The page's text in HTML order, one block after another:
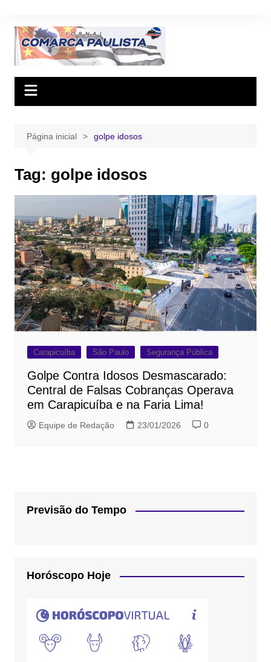
conteúdo
Página inicial golpe idosos
Tag: golpe idosos
Carapicuíba São Paulo Segurança Pública
Golpe Contra Idosos Desmascarado:
Central de Falsas Cobranças Operava
em Carapicuíba e na Faria Lima!
Equipe de Redação 23/01/2026 0
Previsão do Tempo
Horóscopo Hoje